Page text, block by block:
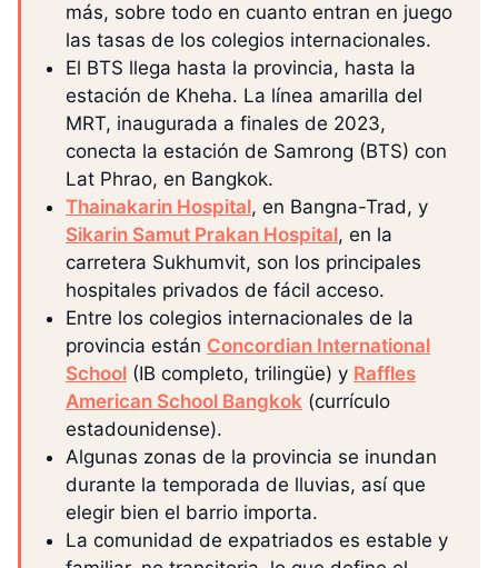
más, sobre todo en cuanto entran en juego
las tasas de los colegios internacionales.
El BTS llega hasta la provincia, hasta la
estación de Kheha. La línea amarilla del
MRT, inaugurada a finales de 2023,
conecta la estación de Samrong (BTS) con
Lat Phrao, en Bangkok.
Thainakarin Hospital, en Bangna-Trad, y
Sikarin Samut Prakan Hospital, en la
carretera Sukhumvit, son los principales
hospitales privados de fácil acceso.
Entre los colegios internacionales de la
provincia están Concordian International
School (IB completo, trilingüe) y Raffles
American School Bangkok (currículo
estadounidense).
Algunas zonas de la provincia se inundan
durante la temporada de lluvias, así que
elegir bien el barrio importa.
La comunidad de expatriados es estable y